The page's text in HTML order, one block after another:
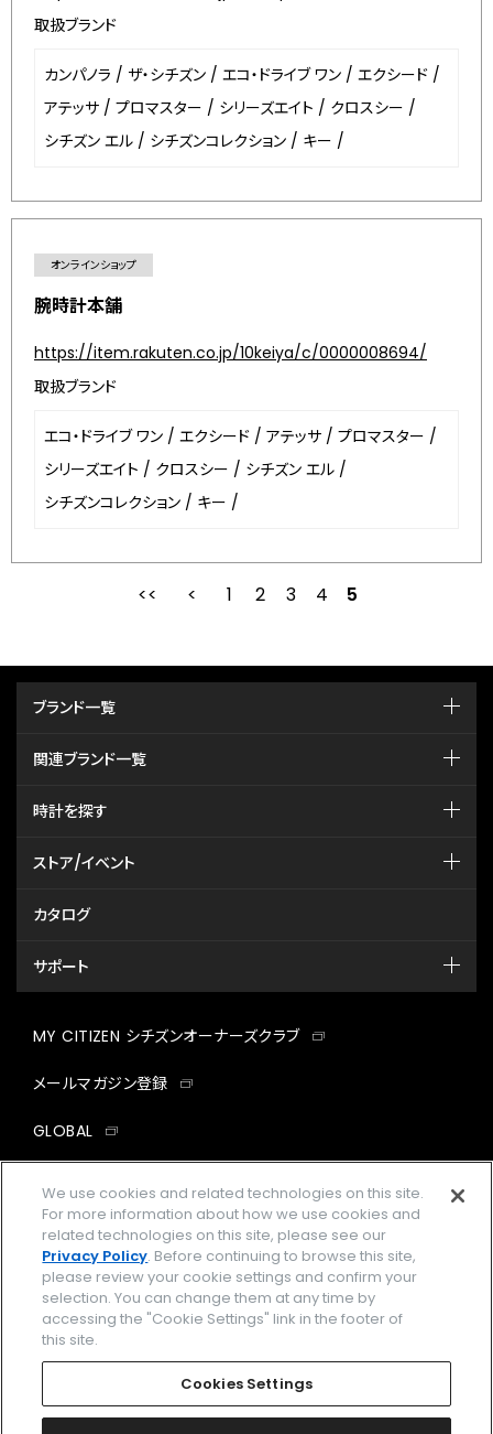
取扱ブランド
カンパノラ / ザ・シチズン / エコ・ドライブ ワン / エクシード /
アテッサ / プロマスター / シリーズエイト / クロスシー /
シチズン エル / シチズンコレクション / キー /
オンラインショップ
腕時計本舗
https://item.rakuten.co.jp/10keiya/c/0000008694/
取扱ブランド
エコ・ドライブ ワン / エクシード / アテッサ / プロマスター /
シリーズエイト / クロスシー / シチズン エル /
シチズンコレクション / キー /
最初 前
1 2 3 4 5
ブランド一覧
関連ブランド一覧
時計を探す
ストア/イベント
カタログ
サポート
MY CITIZEN シチズンオーナーズクラブ
メールマガジン登録
GLOBAL
facebookinstagramtwitter
企業情報 ご利用規約
プライバシーポリシー Cookies Settings
Amazon PayはAmazon.com, Inc.またはその関連会社の商標です。
We use cookies and related technologies on this site.
For more information about how we use cookies and
related technologies on this site, please see our
Privacy Policy. Before continuing to browse this site,
please review your cookie settings and confirm your
selection. You can change them at any time by
accessing the "Cookie Settings" link in the footer of
this site.
Cookies Settings